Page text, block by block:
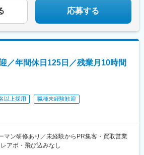
石鳥谷駅、矢幅駅、扇田駅、十文字駅、原ノ町
若松駅、南鳥海駅、鶴岡駅、赤湯駅、卸町駅(宮
レール)、富雄駅、芳賀台駅、安芸駅、土佐山
生を変えた、リアルな声を集めました。
きは特集記事へ▼
応募する
／年間休日125日／残業月10時間
以上採用
職種未経験歓迎
マン研修あり／未経験からPR集客・買取営業
アポ・飛び込みなし